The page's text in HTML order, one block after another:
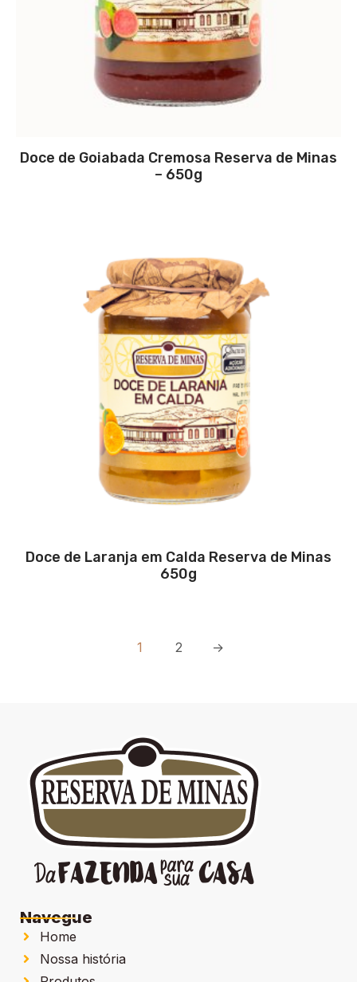
Doce de Goiabada Cremosa Reserva de Minas
– 650g
Doce de Laranja em Calda Reserva de Minas
650g
1 2 →
Navegue
Home
Nossa história